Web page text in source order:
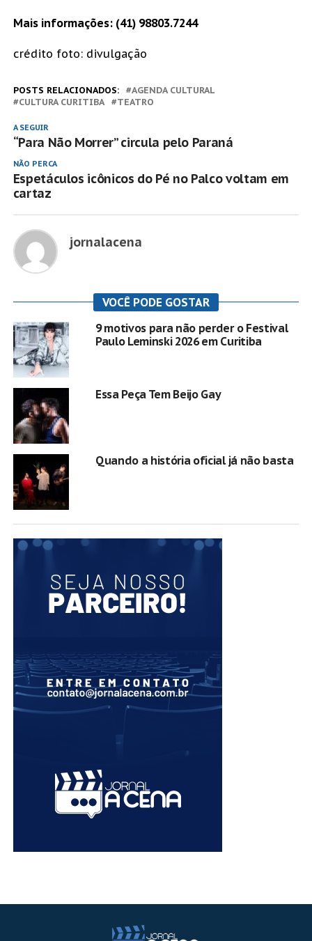
Mais informações: (41) 98803.7244
crédito foto: divulgação
POSTS RELACIONADOS:
AGENDA CULTURAL
CULTURA CURITIBA
TEATRO
A SEGUIR
“Para Não Morrer” circula pelo Paraná
NÃO PERCA
Espetáculos icônicos do Pé no Palco voltam em
cartaz
jornalacena
VOCÊ PODE GOSTAR
9 motivos para não perder o Festival
Paulo Leminski 2026 em Curitiba
Essa Peça Tem Beijo Gay
Quando a história oficial já não basta